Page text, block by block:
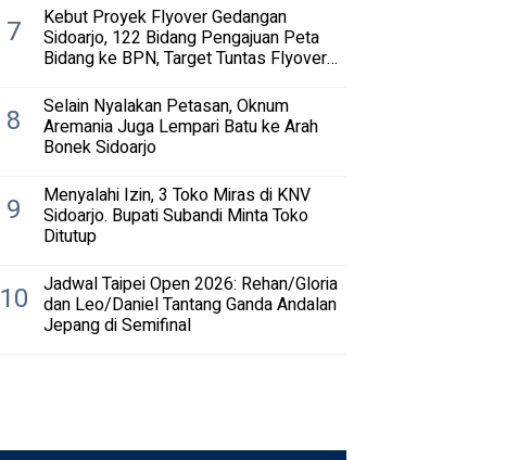
7 Kebut Proyek Flyover Gedangan
Sidoarjo, 122 Bidang Pengajuan Peta
Bidang ke BPN, Target Tuntas Flyover
8 Selain Nyalakan Petasan, Oknum
Aremania Juga Lempari Batu ke Arah
Bonek Sidoarjo
9 Menyalahi Izin, 3 Toko Miras di KNV
Sidoarjo. Bupati Subandi Minta Toko
Ditutup
10 Jadwal Taipei Open 2026: Rehan/Gloria
dan Leo/Daniel Tantang Ganda Andalan
Jepang di Semifinal